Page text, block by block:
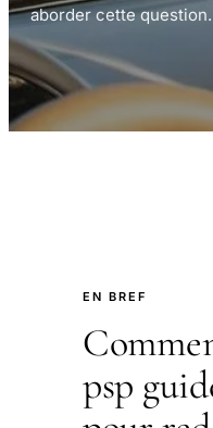
aborder cette question.
EN BREF
psp